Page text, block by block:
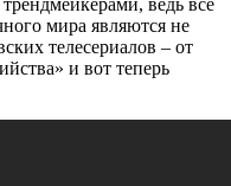
мира являются не
телесериалов – от
и вот теперь